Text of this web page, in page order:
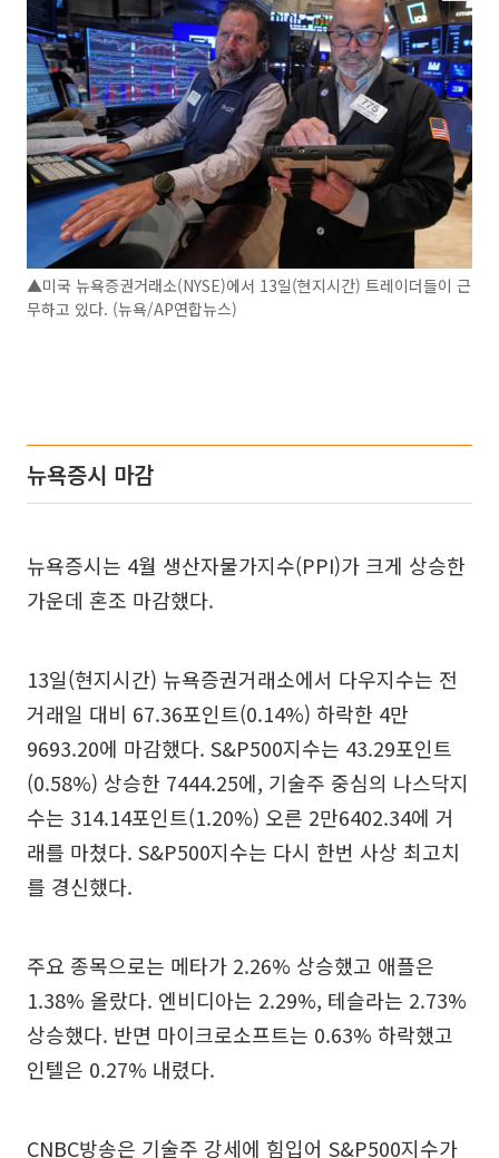
▲미국 뉴욕증권거래소(NYSE)에서 13일(현지시간) 트레이더들이 근
무하고 있다. (뉴욕/AP연합뉴스)
뉴욕증시 마감
뉴욕증시는 4월 생산자물가지수(PPI)가 크게 상승한
가운데 혼조 마감했다.
13일(현지시간) 뉴욕증권거래소에서 다우지수는 전
거래일 대비 67.36포인트(0.14%) 하락한 4만
9693.20에 마감했다. S&P500지수는 43.29포인트
(0.58%) 상승한 7444.25에, 기술주 중심의 나스닥지
수는 314.14포인트(1.20%) 오른 2만6402.34에 거
래를 마쳤다. S&P500지수는 다시 한번 사상 최고치
를 경신했다.
주요 종목으로는 메타가 2.26% 상승했고 애플은
1.38% 올랐다. 엔비디아는 2.29%, 테슬라는 2.73%
상승했다. 반면 마이크로소프트는 0.63% 하락했고
인텔은 0.27% 내렸다.
CNBC방송은 기술주 강세에 힘입어 S&P500지수가